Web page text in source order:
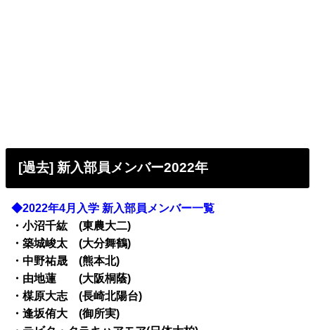
[過去] 新入部員メンバー2022年
◆2022年4月入学 新入部員メンバー一覧
・小沼千紘 (東農大二)
・築城峻太 (大分舞鶴)
・中野祐晟 (熊本北)
・由地蓮 (大阪桐蔭)
・楳原大志 (長崎北陽台)
・逢坂侑大 (御所実)